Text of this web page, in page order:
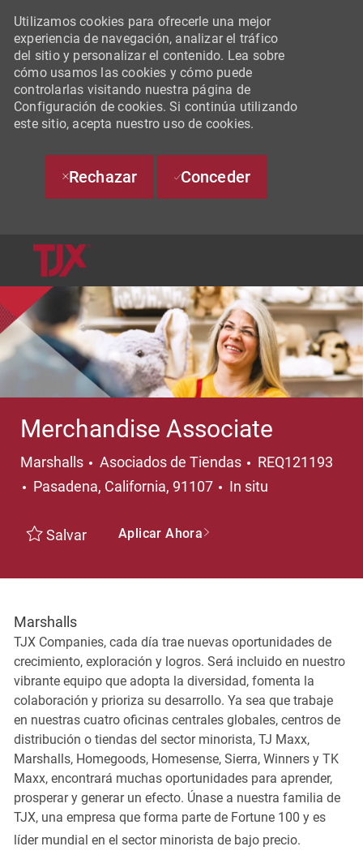
Utilizamos cookies para ofrecerle una mejor
experiencia de navegación, analizar el tráfico
del sitio y personalizar el contenido. Lea sobre
cómo usamos las cookies y cómo puede
controlarlas visitando nuestra página de
Configuración de cookies. Si continúa utilizando
este sitio, acepta nuestro uso de cookies.
Rechazar Conceder
Merchandise Associate
Marshalls Categoría
Asociados de Tiendas
REQ121193
Ubicación
Pasadena, California, 91107 In situ
Salvar Aplicar Ahora
Marshalls
TJX Companies, cada día trae nuevas oportunidades de
crecimiento, exploración y logros. Será incluido en nuestro
vibrante equipo que adopta la diversidad, fomenta la
colaboración y prioriza su desarrollo. Ya sea que trabaje
en nuestras cuatro oficinas centrales globales, centros de
distribución o tiendas del sector minorista, TJ Maxx,
Marshalls, Homegoods, Homesense, Sierra, Winners y TK
Maxx, encontrará muchas oportunidades para aprender,
prosperar y generar un efecto. Únase a nuestra familia de
TJX, una empresa que forma parte de Fortune 100 y es
líder mundial en el sector minorista de bajo precio.